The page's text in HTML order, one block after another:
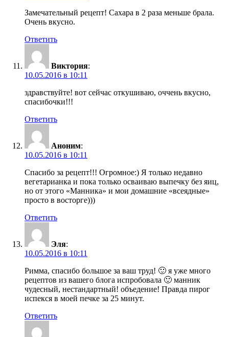
Замечательный рецепт! Сахара в 2 раза меньше брала.
Очень вкусно.
Ответить
Виктория:
10.05.2016 в 10:11
здравствуйте! вот сейчас откушиваю, оччень вкусно,
спасибочки!!!
Ответить
Аноним:
10.05.2016 в 10:11
Спасибо за рецепт!!! Огромное:) Я только недавно
вегетарианка и пока только осваиваю выпечку без яиц,
но от этого «Манника» и мои домашние «всеядные»
просто в восторге)))
Ответить
Эля:
10.05.2016 в 10:11
Римма, спасибо большое за ваш труд! 🙂 я уже много
рецептов из вашего блога испробовала 🙂 манник
чудесный, нестандартный! объедение! Правда пирог
испекся в моей печке за 25 минут.
Ответить